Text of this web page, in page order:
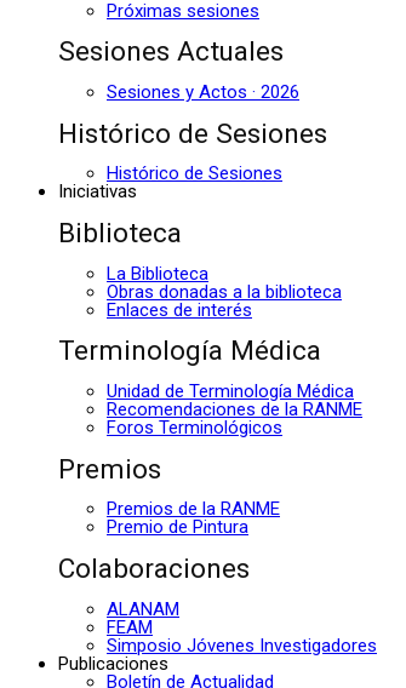
Próximas sesiones
Sesiones Actuales
Sesiones y Actos · 2026
Histórico de Sesiones
Histórico de Sesiones
Iniciativas
Biblioteca
La Biblioteca
Obras donadas a la biblioteca
Enlaces de interés
Terminología Médica
Unidad de Terminología Médica
Recomendaciones de la RANME
Foros Terminológicos
Premios
Premios de la RANME
Premio de Pintura
Colaboraciones
ALANAM
FEAM
Simposio Jóvenes Investigadores
Publicaciones
Boletín de Actualidad